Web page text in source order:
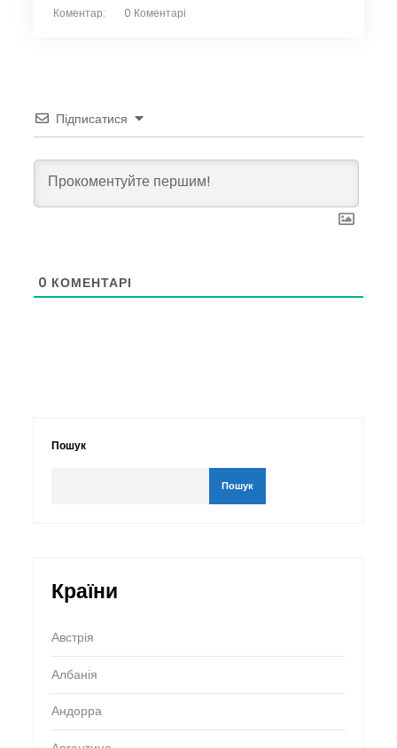
Коментар: 0 Коментарі
Підписатися
0 КОМЕНТАРІ
Пошук
Пошук
Країни
Австрія
Албанія
Андорра